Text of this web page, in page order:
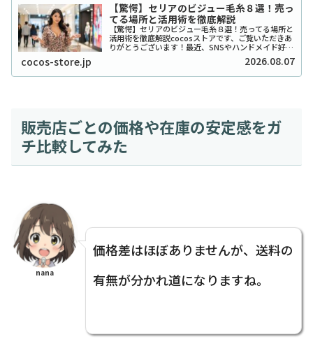
【驚愕】セリアのビジュー毛糸８選！売っ
てる場所と活用術を徹底解説
【驚愕】セリアのビジュー毛糸８選！売ってる場所と
活用術を徹底解説cocosストアです、ご覧いただきあ
りがとうございます！最近、SNSやハンドメイド好き
の間で「宝石みたいで可愛い！」と話題沸騰中の、セ
リアのビジュー系毛糸をご存知ですか？キラキ...
cocos-store.jp 2026.08.07
販売店ごとの価格や在庫の安定感をガ
チ比較してみた
nana
価格差はほぼありませんが、送料の
有無が分かれ道になりますね。